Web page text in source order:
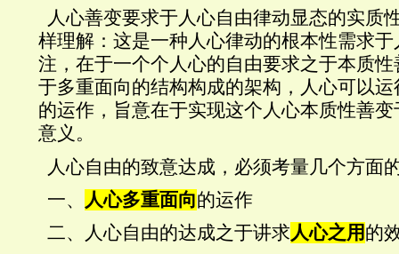
人心善变要求于人心自由律动显态的实质
样理解：这是一种人心律动的根本性需求
注，在于一个个人心的自由要求之于本质
于多重面向的结构构成的架构，人心可以运
的运作，旨意在于实现这个人心本质性善
意义。
人心自由的致意达成，必须考量几个方面
一、 人心多重面向的运作
二、人心自由的达成之于讲求人心之用的